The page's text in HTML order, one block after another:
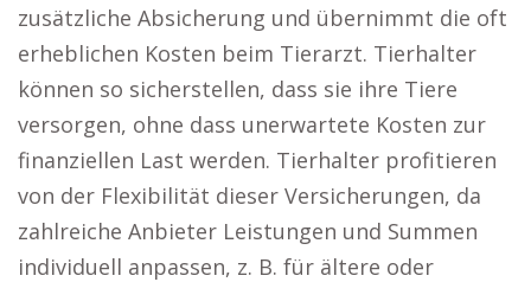
zusätzliche Absicherung und übernimmt die oft
erheblichen Kosten beim Tierarzt. Tierhalter
können so sicherstellen, dass sie ihre Tiere
versorgen, ohne dass unerwartete Kosten zur
finanziellen Last werden. Tierhalter profitieren
von der Flexibilität dieser Versicherungen, da
zahlreiche Anbieter Leistungen und Summen
individuell anpassen, z. B. für ältere oder